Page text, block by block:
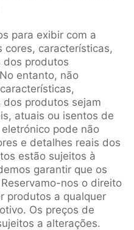
para exibir com a
cores, características,
dos produtos
entanto, não
produtos sejam
atuais ou isentos de
pode não
e detalhes reais dos
estão sujeitos à
garantir que os
nos o direito
produtos a qualquer
Os preços de
a alterações.